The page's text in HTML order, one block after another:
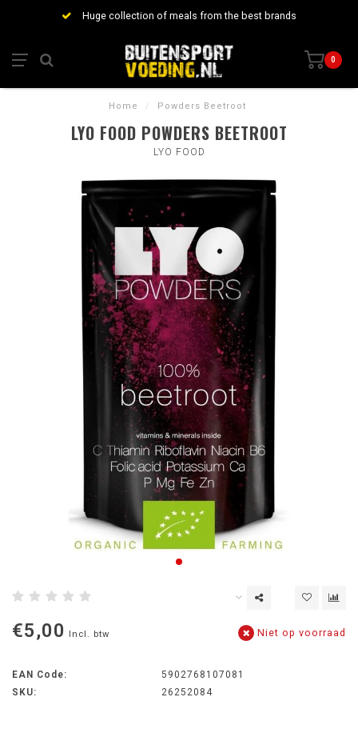
Huge collection of meals from the best brands
0
Home / Powders Beetroot
LYO FOOD POWDERS BEETROOT
LYO FOOD
€5,00 Incl. btw Niet op voorraad
EAN Code:
5902768107081
SKU:
26252084